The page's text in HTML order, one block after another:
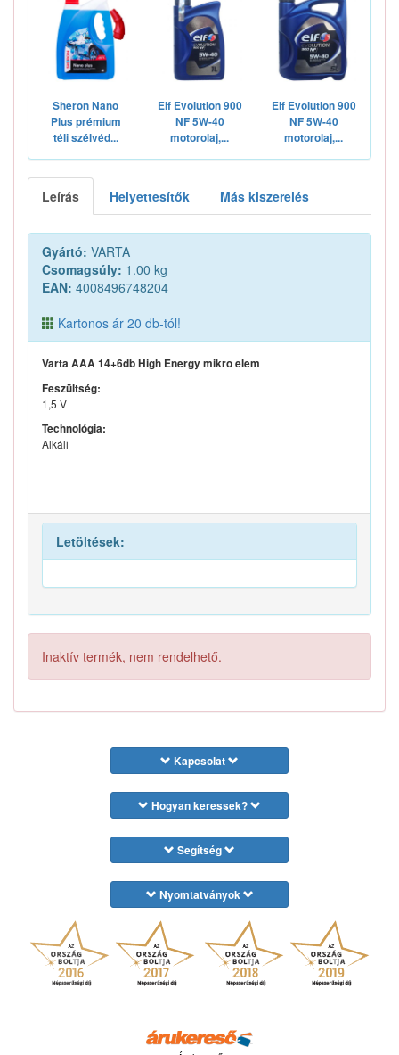
Sheron Nano
Plus prémium
téli szélvéd...
Elf Evolution 900
NF 5W-40
motorolaj,...
Elf Evolution 900
NF 5W-40
motorolaj,...
Leírás Helyettesítők Más kiszerelés
Gyártó: VARTA
Csomagsúly: 1.00 kg
EAN: 4008496748204
Kartonos ár 20 db-tól!
Varta AAA 14+6db High Energy mikro elem
Feszültség:
1,5 V
Technológia:
Alkáli
Letöltések:
Inaktív termék, nem rendelhető.
Kapcsolat
Hogyan keressek?
Segítség
Nyomtatványok